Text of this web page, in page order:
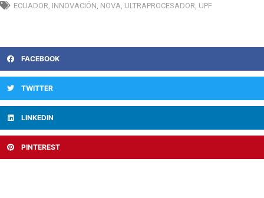
ECUADOR INNOVACIÓN NOVA ULTRAPROCESADOR UPF
FACEBOOK
TWITTER
LINKEDIN
PINTEREST